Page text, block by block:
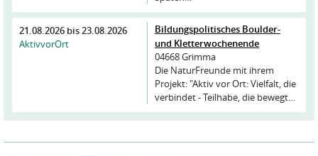
21.08.2026 bis23.08.2026
AktivvorOrt
Bildungspolitisches Boulder-
und Kletterwochenende
04668 Grimma
Die NaturFreunde mit ihrem
Projekt: "Aktiv vor Ort: Vielfalt, die
verbindet - Teilhabe, die bewegt…